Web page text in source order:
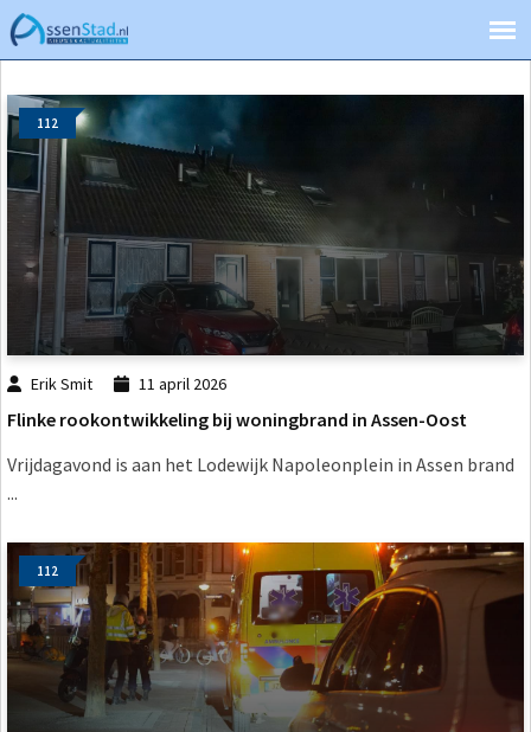
112
Erik Smit 11 april 2026
Flinke rookontwikkeling bij woningbrand in Assen-Oost
Vrijdagavond is aan het Lodewijk Napoleonplein in Assen brand
...
112